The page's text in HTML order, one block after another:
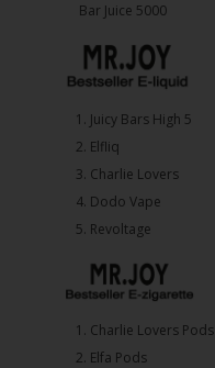
Bar Juice 5000
1.⁠ ⁠Juicy Bars High 5
2.⁠ ⁠⁠Elfliq
3.⁠ ⁠⁠Charlie Lovers
4.⁠ ⁠⁠Dodo Vape
5. ⁠Revoltage
1.⁠ ⁠Charlie Lovers Pods
2.⁠ ⁠⁠Elfa Pods